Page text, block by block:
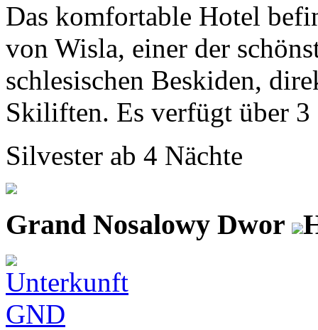
Das komfortable Hotel
von Wisla, einer der
schlesischen Beskiden,
Skiliften. Es verfügt über 3
Silvester ab 4 Nächte
Grand Nosalowy Dwor